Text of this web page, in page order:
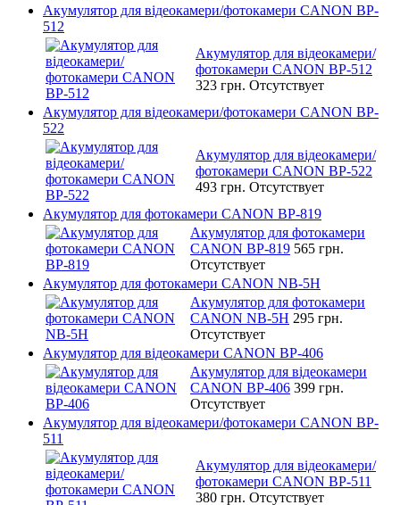
Акумулятор для відеокамери/фотокамери CANON BP-
512
Акумулятор для відеокамери/
фотокамери CANON BP-512
323 грн. Отсутствует
Акумулятор для відеокамери/фотокамери CANON BP-
522
Акумулятор для відеокамери/
фотокамери CANON BP-522
493 грн. Отсутствует
Акумулятор для фотокамери CANON BP-819
Акумулятор для фотокамери
CANON BP-819 565 грн.
Отсутствует
Акумулятор для фотокамери CANON NB-5H
Акумулятор для фотокамери
CANON NB-5H 295 грн.
Отсутствует
Акумулятор для відеокамери CANON BP-406
Акумулятор для відеокамери
CANON BP-406 399 грн.
Отсутствует
Акумулятор для відеокамери/фотокамери CANON BP-
511
Акумулятор для відеокамери/
фотокамери CANON BP-511
380 грн. Отсутствует